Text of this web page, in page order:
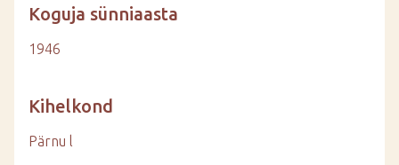
Koguja sünniaasta
1946
Kihelkond
Pärnu l